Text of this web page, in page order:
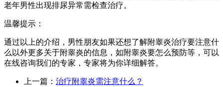
老年男性出现排尿异常需检查治疗。
温馨提示：
通过以上的介绍，男性朋友如果还想了解附睾炎治疗要注意什
么以外更多关于附睾炎的信息，如附睾炎要怎么预防等，可以
在线咨询我们的专家，专家将为你详细解答。
上一篇： 治疗附睾炎需注意什么？